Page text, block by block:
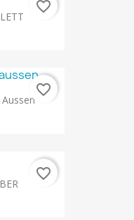
favorite_border
favorite_border
favorite_border